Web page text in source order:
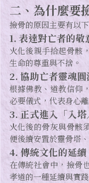
二、為什麼要
撿骨的原因主要有以下
1. 表達對亡者的敬
火化後親手拾起骨骸
生命的尊重與不捨。
2. 協助亡者靈魂圓
根據佛教、道教信仰
必要儀式，代表身心
3. 正式進入「入
火化後的骨灰與骨骸
便後續安置於靈骨塔
4. 傳統文化的延續
在傳統社會中，撿骨
孝道的一種延續與實踐